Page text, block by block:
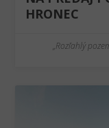
HRONEC
„Rozľahlý